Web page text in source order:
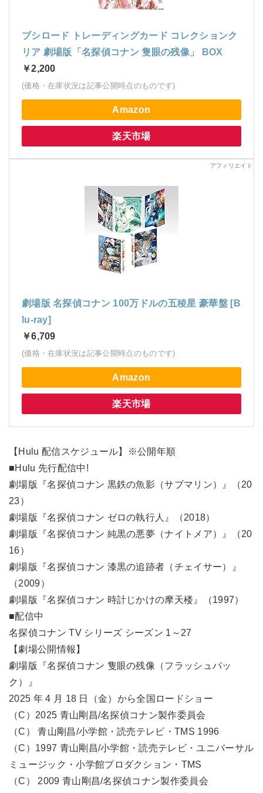
ブシロード トレーディングカード コレクションク
リア 劇場版「名探偵コナン 隻眼の残像」 BOX
￥2,200
(価格・在庫状況は記事公開時点のものです)
Amazon
楽天市場
劇場版 名探偵コナン 100万ドルの五稜星 豪華盤 [B
lu-ray]
￥6,709
(価格・在庫状況は記事公開時点のものです)
Amazon
楽天市場
【Hulu 配信スケジュール】※公開年順
■Hulu 先行配信中!
劇場版『名探偵コナン 黒鉄の魚影（サブマリン）』（20
23）
劇場版『名探偵コナン ゼロの執行人』（2018）
劇場版『名探偵コナン 純黒の悪夢（ナイトメア）』（20
16）
劇場版『名探偵コナン 漆黒の追跡者（チェイサー）』
（2009）
劇場版『名探偵コナン 時計じかけの摩天楼』（1997）
■配信中
名探偵コナン TV シリーズ シーズン 1～27
【劇場公開情報】
劇場版『名探偵コナン 隻眼の残像（フラッシュバッ
ク）』
2025 年 4 月 18 日（金）から全国ロードショー
（C）2025 青山剛昌/名探偵コナン製作委員会
（C） 青山剛昌/小学館・読売テレビ・TMS 1996
（C）1997 青山剛昌/小学館・読売テレビ・ユニバーサル
ミュージック・小学館プロダクション・TMS
（C） 2009 青山剛昌/名探偵コナン製作委員会